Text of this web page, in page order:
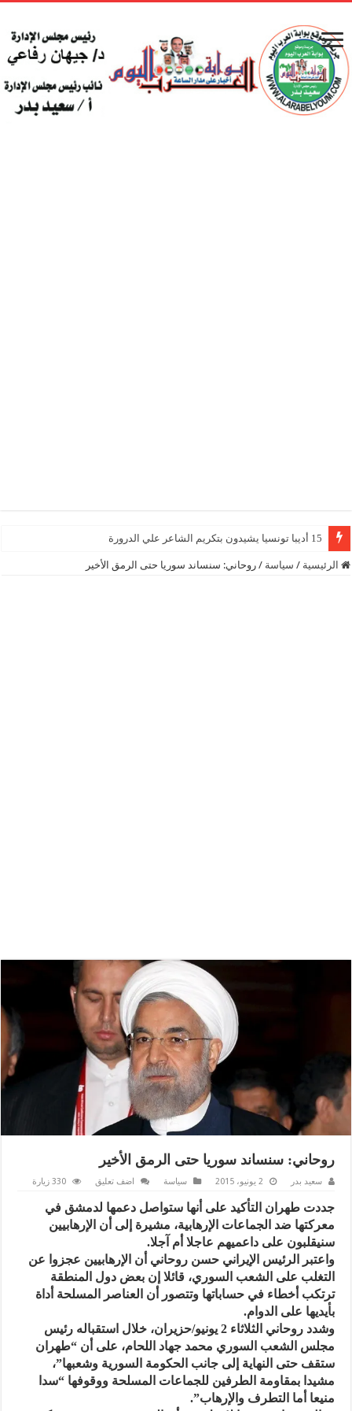
15 أديبا تونسيا يشيدون بتكريم الشاعر علي الدرورة
الرئيسية / سياسة / روحاني: سنساند سوريا حتى الرمق الأخير
روحاني: سنساند سوريا حتى الرمق الأخير
سعيد بدر 2 يونيو، 2015 سياسة اضف تعليق 330 زيارة
جددت طهران التأكيد على أنها ستواصل دعمها لدمشق في
معركتها ضد الجماعات الإرهابية، مشيرة إلى أن الإرهابيين
سنيقلبون على داعميهم عاجلا أم آجلا.
واعتبر الرئیس الإيراني حسن روحاني أن الإرهابیین عجزوا عن
التغلب على الشعب السوري، قائلا إن بعض دول المنطقة
ترتكب أخطاء في حساباتها وتتصور أن العناصر المسلحة أداة
بأیدیها على الدوام.
وشدد روحاني الثلاثاء 2 يونيو/حزيران، خلال استقباله رئیس
مجلس الشعب السوري محمد جهاد اللحام، على أن “طهران
ستقف حتى النهایة إلى جانب الحكومة السورية وشعبها”،
مشيدا بمقاومة الطرفين للجماعات المسلحة ووقوفها “سدا
منيعا أما التطرف والإرهاب”.